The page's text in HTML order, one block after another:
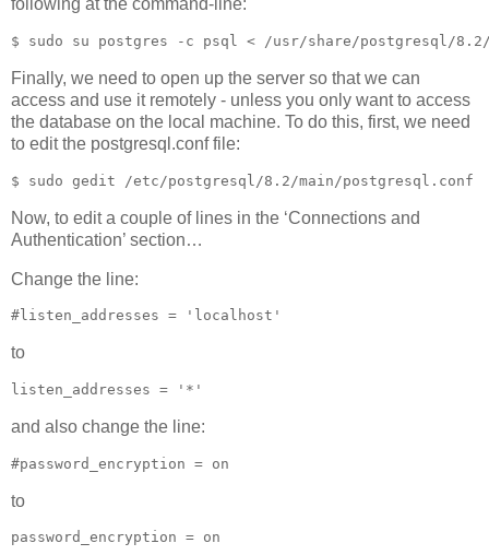
following at the command-line:
$ sudo su postgres -c psql < /usr/share/postgresql/
Finally, we need to open up the server so that we can
access and use it remotely - unless you only want to access
the database on the local machine. To do this, first, we need
to edit the postgresql.conf file:
$ sudo gedit /etc/postgresql/8.2/main/postgresql.conf
Now, to edit a couple of lines in the ‘Connections and
Authentication’ section…
Change the line:
#listen_addresses = 'localhost'
to
listen_addresses = '*'
and also change the line:
#password_encryption = on
to
password_encryption = on